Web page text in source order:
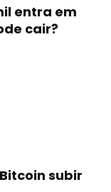
entra em
cair?
subir